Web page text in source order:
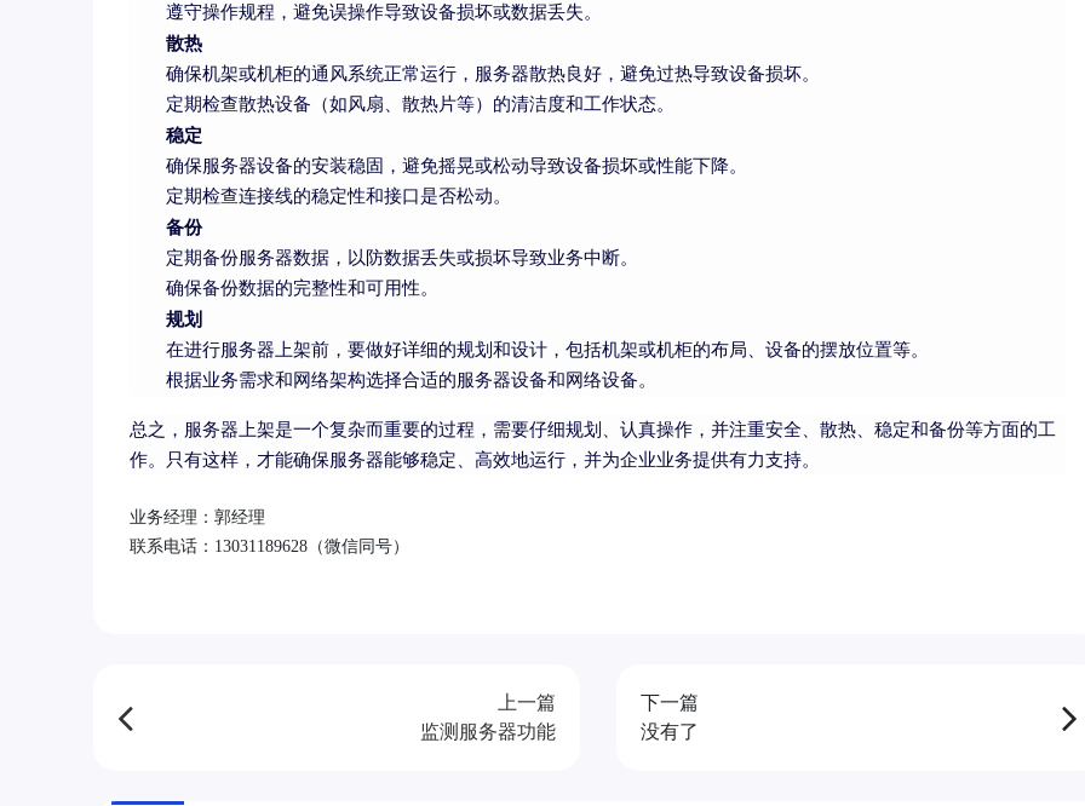
遵守操作规程，避免误操作导致设备损坏或数据丢失。
散热
确保机架或机柜的通风系统正常运行，服务器散热良好，避免过热导致设备损坏。
定期检查散热设备（如风扇、散热片等）的清洁度和工作状态。
稳定
确保服务器设备的安装稳固，避免摇晃或松动导致设备损坏或性能下降。
定期检查连接线的稳定性和接口是否松动。
备份
定期备份服务器数据，以防数据丢失或损坏导致业务中断。
确保备份数据的完整性和可用性。
规划
在进行服务器上架前，要做好详细的规划和设计，包括机架或机柜的布局、设备的摆放位置等。
根据业务需求和网络架构选择合适的服务器设备和网络设备。
总之，服务器上架是一个复杂而重要的过程，需要仔细规划、认真操作，并注重安全、散热、稳定和备份等方面的工
作。只有这样，才能确保服务器能够稳定、高效地运行，并为企业业务提供有力支持。
业务经理：郭经理
联系电话：13031189628（微信同号）
上一篇
监测服务器功能
下一篇
没有了